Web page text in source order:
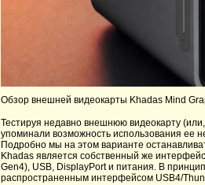
Обзор внешней видеокарты Khadas Mind
Тестируя недавно внешнюю видеокарту
упоминали возможность использования ее
Подробно мы на этом варианте
Khadas является собственный же
Gen4), USB, DisplayPort и питания. В
распространенным интерфейсом USB4/